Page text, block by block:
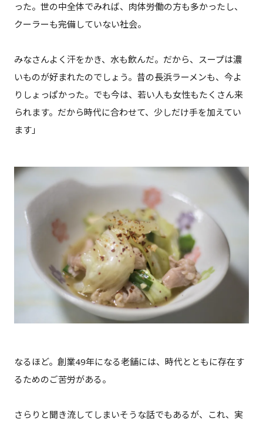
った。世の中全体でみれば、肉体労働の方も多かったし、
クーラーも完備していない社会。
みなさんよく汗をかき、水も飲んだ。だから、スープは濃
いものが好まれたのでしょう。昔の長浜ラーメンも、今よ
りしょっぱかった。でも今は、若い人も女性もたくさん来
られます。だから時代に合わせて、少しだけ手を加えてい
ます」
なるほど。創業49年になる老舗には、時代とともに存在す
るためのご苦労がある。
さらりと聞き流してしまいそうな話でもあるが、これ、実